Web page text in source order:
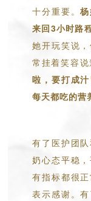
十分重要。
来回3小时路
她开玩笑说
常挂着笑容说
啦，要打成
每天都吃的营
有了医护团
奶心态平稳
有指标都很
表示感谢。